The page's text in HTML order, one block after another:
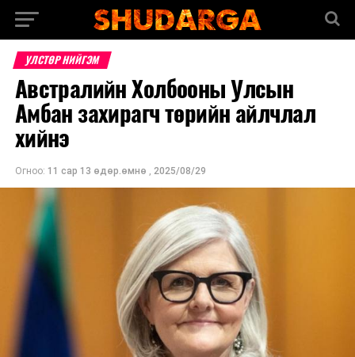
УЛСТӨР НИЙГЭМ
Австралийн Холбооны Улсын
Амбан захирагч төрийн айлчлал
хийнэ
Огноо: 11 сар 13 өдөр.өмнө , 2025/08/29